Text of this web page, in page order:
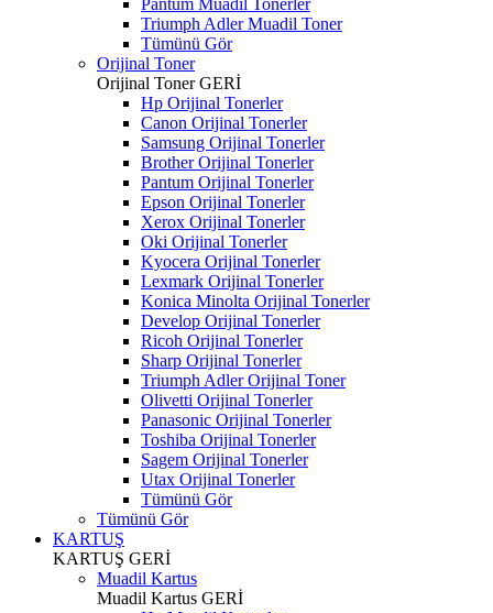
Pantum Muadil Tonerler
Triumph Adler Muadil Toner
Tümünü Gör
Orijinal Toner
Orijinal TonerGERİ
Hp Orijinal Tonerler
Canon Orijinal Tonerler
Samsung Orijinal Tonerler
Brother Orijinal Tonerler
Pantum Orijinal Tonerler
Epson Orijinal Tonerler
Xerox Orijinal Tonerler
Oki Orijinal Tonerler
Kyocera Orijinal Tonerler
Lexmark Orijinal Tonerler
Konica Minolta Orijinal Tonerler
Develop Orijinal Tonerler
Ricoh Orijinal Tonerler
Sharp Orijinal Tonerler
Triumph Adler Orijinal Toner
Olivetti Orijinal Tonerler
Panasonic Orijinal Tonerler
Toshiba Orijinal Tonerler
Sagem Orijinal Tonerler
Utax Orijinal Tonerler
Tümünü Gör
Tümünü Gör
KARTUŞ
KARTUŞ GERİ
Muadil Kartus
Muadil Kartus GERİ